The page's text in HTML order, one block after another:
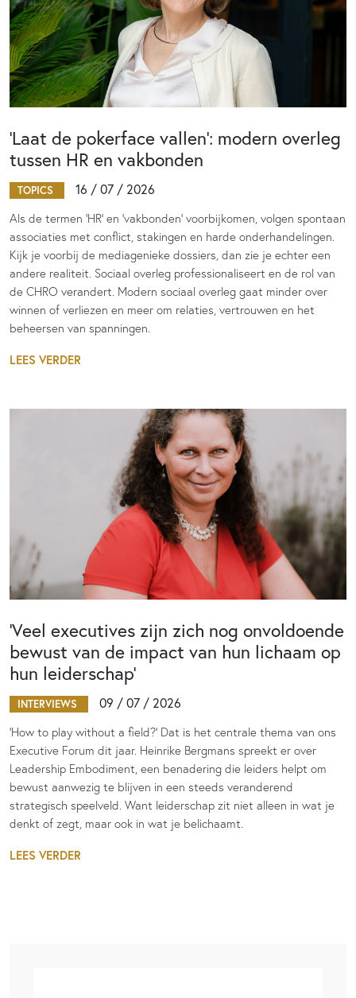
‘Laat de pokerface vallen’: modern overleg
tussen HR en vakbonden
TOPICS 16 / 07 / 2026
Als de termen 'HR' en 'vakbonden' voorbijkomen, volgen spontaan
associaties met conflict, stakingen en harde onderhandelingen.
Kijk je voorbij de mediagenieke dossiers, dan zie je echter een
andere realiteit. Sociaal overleg professionaliseert en de rol van
de CHRO verandert. Modern sociaal overleg gaat minder over
winnen of verliezen en meer om relaties, vertrouwen en het
beheersen van spanningen.
LEES VERDER
‘Veel executives zijn zich nog onvoldoende
bewust van de impact van hun lichaam op
hun leiderschap’
INTERVIEWS 09 / 07 / 2026
‘How to play without a field?’ Dat is het centrale thema van ons
Executive Forum dit jaar. Heinrike Bergmans spreekt er over
Leadership Embodiment, een benadering die leiders helpt om
bewust aanwezig te blijven in een steeds veranderend
strategisch speelveld. Want leiderschap zit niet alleen in wat je
denkt of zegt, maar ook in wat je belichaamt.
LEES VERDER